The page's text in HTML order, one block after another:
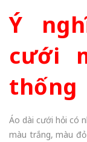
Ý
cưới
thống
Áo dài cưới hỏi có
màu trắng, màu